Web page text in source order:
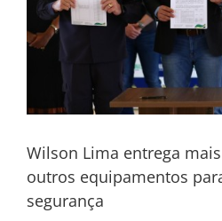
Wilson Lima entrega
outros equipamentos
segurança